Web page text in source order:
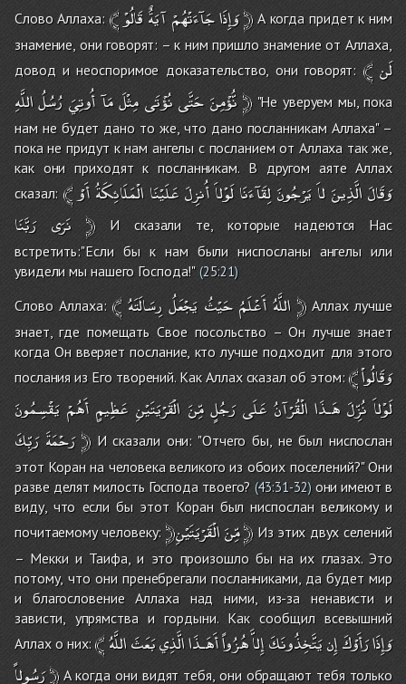
Слово Аллаха: ﴾ وَإِذَاجَآءَتْهُمْآيَةٌقَالُوْ ﴿А когда придет к ним
знамение, они говорят: – к ним пришло знамение от Аллаха,
довод и неоспоримое доказательство, они говорят: ﴾ لَن
نُّؤْمِنَحَتَّىنُؤْتَىمِثْلَمَآأُوتِيَرُسُلُاللَّهِ ﴿"Не уверуем мы, пока
нам не будет дано то же, что дано посланникам Аллаха" –
пока не придут к нам ангелы с посланием от Аллаха так же,
как они приходят к посланникам. В другом аяте Аллах
сказал:﴾ وَقَالَالَّذِينَلاَيَرْجُونَلِقَآءَنَا لَوْلاَأُنزِلَعَلَيْنَاالْمَلَائِكَةُأَوْ
نَرَى رَبَّنَا ﴿И сказали те, которые надеются Нас
встретить:"Если бы к нам были ниспосланы ангелы или
увидели мы нашего Господа!" (25:21)
Слово Аллаха:﴾ اللَّهُأَعْلَمُ حَيْثُ يَجْعَلُرِسَالَتَهُ ﴿Аллах лучше
знает, где помещать Свое посольство – Он лучше знает
когда Он вверяет послание, кто лучше подходит для этого
послания из Его творений. Как Аллах сказал об этом: ﴾وَقَالُواْ
لَوْلاَ نُزِّلَ هَـذَا الْقُرْآنُ عَلَى رَجُلٍ مِّنَ الْقَرْيَتَيْنِ عَظِيمٍ أَهُمْ يَقْسِمُونَ
رَحْمَةَ رَبِّكَ ﴿И сказали они: "Отчего бы, не был ниспослан
этот Коран на человека великого из обоих поселений?" Они
разве делят милость Господа твоего? (43:31-32)они имеют в
виду, что если бы этот Коран был ниспослан великому и
почитаемому человеку:
﴿مِّنَالْقَرْيَتَيْنِ ﴿Из этих двух селений
– Мекки и Таифа, и это произошло бы на их глазах. Это
потому, что они пренебрегали посланниками, да будет мир
и благословение Аллаха над ними, из-за ненависти и
зависти, упрямства и гордыни. Как сообщил всевышний
Аллах о них:﴾ وَإِذَارَأَوْكَإِنيَتَّخِذُونَكَإِلاَّهُزُواًأَهَـذَاالَّذِيبَعَثَاللَّهُ
رَسُولاً﴿А когда они видят тебя, они обращают тебя только